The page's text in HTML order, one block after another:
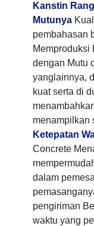
Kanstin
Mutunya
pembahasan
Memproduksi
dengan Mutu
yanglainnya,
kuat serta di
menampilkan
Ketepatan
Concrete
dalam
pengiriman
waktu yang